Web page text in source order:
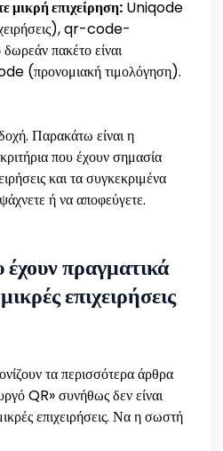
μικρή επιχείρηση: Uniqode
qr-code-
πακέτο είναι
(προνομιακή τιμολόγηση).
Παρακάτω είναι η
που έχουν σημασία
και τα συγκεκριμένα
ή να αποφεύγετε.
πραγματικά
επιχειρήσεις
τα περισσότερα άρθρα
QR» συνήθως δεν είναι
επιχειρήσεις. Να η σωστή